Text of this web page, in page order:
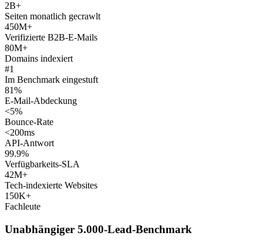
2B+
Seiten monatlich gecrawlt
450M+
Verifizierte B2B-E-Mails
80M+
Domains indexiert
#1
Im Benchmark eingestuft
81%
E-Mail-Abdeckung
<5%
Bounce-Rate
<200ms
API-Antwort
99.9%
Verfügbarkeits-SLA
42M+
Tech-indexierte Websites
150K+
Fachleute
Unabhängiger 5.000-Lead-Benchmark